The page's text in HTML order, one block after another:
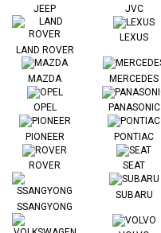
JEEP JVC
LAND ROVER
LEXUS
MAZDA MERCEDES
OPEL PANASONIC
PIONEER PONTIAC
ROVER SEAT
SSANGYONG
SUBARU